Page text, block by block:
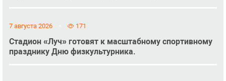
7 августа 2026 171
Стадион «Луч» готовят к масштабному спортивному
празднику Дню физкультурника.